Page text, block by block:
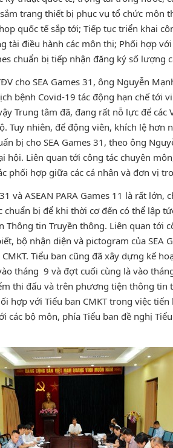
trang thiết bị phục vụ tổ chức môn
quốc tế sắp tới; Tiếp tục triển khai
tài điều hành các môn thi; Phối hợp
chuẩn bị tiếp nhận đăng ký số lượng
cho SEA Games 31, ông Nguyễn
bệnh Covid-19 tác động hạn chế tới
Trung tâm đã, đang rất nỗ lực để
Tuy nhiên, để động viên, khích lệ hơn
bị cho SEA Games 31, theo ông
hội. Liên quan tới công tác chuyên
phối hợp giữa các cá nhân và đơn vị
và ASEAN PARA Games 11 là rất lớn,
bị để khi thời cơ đến có thể lập
tin Truyền thông. Liên quan tới
bộ nhận diện và pictogram của SEA
Tiểu ban cũng đã xây dựng kế
tháng 9 và đợt cuối cùng là vào
thi đấu và trên phương tiện thông tin
hợp với Tiểu ban CMKT trong việc
bộ môn, phía Tiểu ban đề nghị